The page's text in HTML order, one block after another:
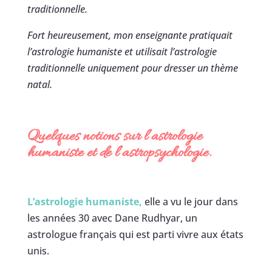
traditionnelle.
Fort heureusement, mon enseignante pratiquait
l’astrologie humaniste et utilisait l’astrologie
traditionnelle uniquement pour dresser un thème
natal.
Quelques notions sur l’astrologie
humaniste et de l’astropsychologie.
L’astrologie humaniste, elle a vu le jour dans
les années 30 avec Dane Rudhyar, un
astrologue français qui est parti vivre aux états
unis.